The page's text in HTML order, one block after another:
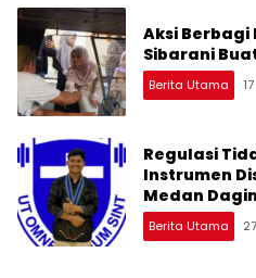
Aksi
Sibarani
Berita Utama
Regulasi
Instrumen
Medan
Berita Utama